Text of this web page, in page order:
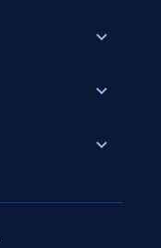
expand_more
expand_more
expand_more